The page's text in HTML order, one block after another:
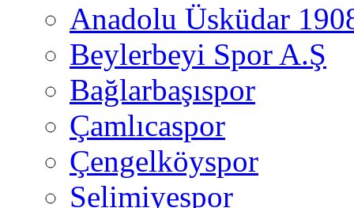
Anadolu Üsküdar
Beylerbeyi Spor A.Ş
Bağlarbaşıspor
Çamlıcaspor
Çengelköyspor
Selimiyespor